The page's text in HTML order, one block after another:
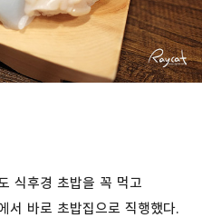
식후경 초밥을 꼭 먹고
서 바로 초밥집으로 직행했다.